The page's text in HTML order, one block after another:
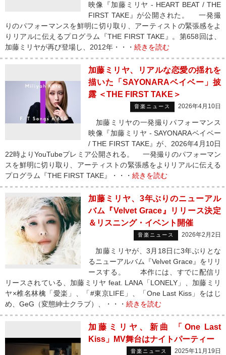
映像『加藤ミリヤ - HEART BEAT / THE
FIRST TAKE』が公開された。 一発撮
りのパフォーマンスを鮮明に切り取り、アーティストの緊張感をよ
りリアルに伝えるプログラム『THE FIRST TAKE』。第658回は、
加藤ミリヤが再び登場し、2012年・・・ 続きを読む
加藤ミリヤ、リアルな恋愛の揺れを
描いた「SAYONARAベイベー」披
露 ＜THE FIRST TAKE＞
音楽ニュース 2026年4月10日
加藤ミリヤの一発撮りパフォーマンス
映像『加藤ミリヤ - SAYONARAベイベー
/ THE FIRST TAKE』が、2026年4月10日
22時よりYouTubeプレミア公開される。 一発撮りのパフォーマン
スを鮮明に切り取り、アーティストの緊張感をよりリアルに伝える
プログラム『THE FIRST TAKE』・・・ 続きを読む
加藤ミリヤ、3年ぶりのニューアル
バム『Velvet Grace』リリース決定
＆リスニング・イベント開催
音楽ニュース 2026年2月2日
加藤ミリヤが、3月18日に3年ぶりとな
るニューアルバム『Velvet Grace』をリリ
ースする。 本作には、すでに配信リ
リースされている、加藤ミリヤ feat. LANA「LONELY」、加藤ミリ
ヤ×椎名林檎「愛楽」、「#東京LIFE」、「One Last Kiss」をはじ
め、GeG（変態紳士クラブ）、・・・ 続きを読む
加藤ミリヤ、新曲 「One Last
Kiss」MV舞台はナイトパーティー
音楽ニュース 2025年11月19日